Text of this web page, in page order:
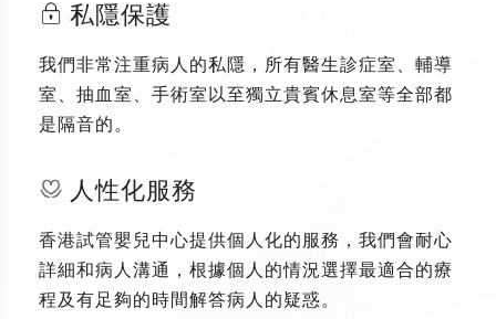
私隱保護
我們非常注重病人的私隱，所有醫生診症室、輔導
室、抽血室、手術室以至獨立貴賓休息室等全部都
是隔音的。
人性化服務
香港試管嬰兒中心提供個人化的服務，我們會耐心
詳細和病人溝通，根據個人的情況選擇最適合的療
程及有足夠的時間解答病人的疑惑。